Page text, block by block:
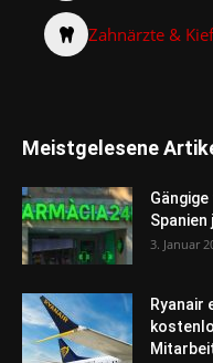
Zahnärzte &
Meistgelesene
3. Januar